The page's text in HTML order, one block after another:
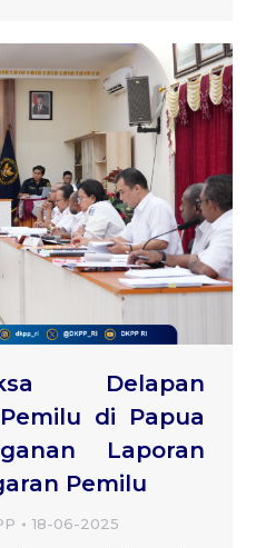
Delapan
di Papua
Laporan
Pemilu
18-06-2025